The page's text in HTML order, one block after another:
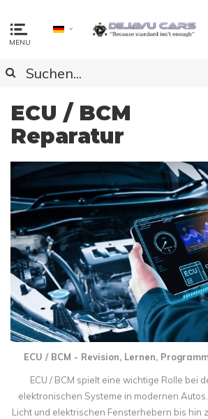
MENU
ECU / BCM
Reparatur
ECU / BCM - Revision, Lernen,
ECU / BCM spielt eine wichtige Rolle bei
elektronischen Systeme in modernen
Licht und elektrischen Fensterhebern bis hin